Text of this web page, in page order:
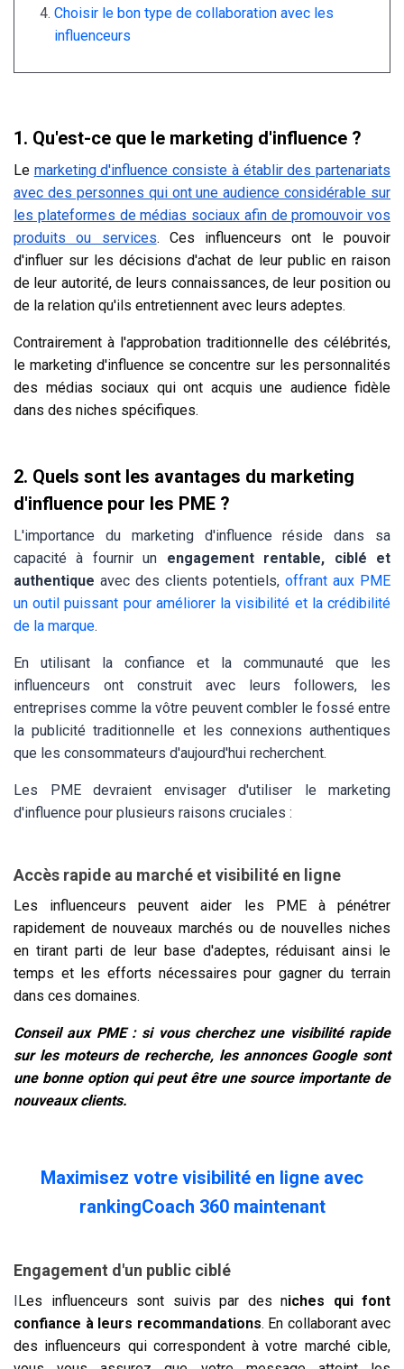
Choisir le bon type de collaboration avec les
influenceurs
1. Qu'est-ce que le marketing d'influence ?
Le marketing d'influence consiste à établir des partenariats
avec des personnes qui ont une audience considérable sur
les plateformes de médias sociaux afin de promouvoir vos
produits ou services. Ces influenceurs ont le pouvoir
d'influer sur les décisions d'achat de leur public en raison
de leur autorité, de leurs connaissances, de leur position ou
de la relation qu'ils entretiennent avec leurs adeptes.
Contrairement à l'approbation traditionnelle des célébrités,
le marketing d'influence se concentre sur les personnalités
des médias sociaux qui ont acquis une audience fidèle
dans des niches spécifiques.
2. Quels sont les avantages du marketing
d'influence pour les PME ?
L'importance du marketing d'influence réside dans sa
capacité à fournir un engagement rentable, ciblé et
authentique avec des clients potentiels, offrant aux PME
un outil puissant pour améliorer la visibilité et la crédibilité
de la marque.
En utilisant la confiance et la communauté que les
influenceurs ont construit avec leurs followers, les
entreprises comme la vôtre peuvent combler le fossé entre
la publicité traditionnelle et les connexions authentiques
que les consommateurs d'aujourd'hui recherchent.
Les PME devraient envisager d'utiliser le marketing
d'influence pour plusieurs raisons cruciales :
Accès rapide au marché et visibilité en ligne
Les influenceurs peuvent aider les PME à pénétrer
rapidement de nouveaux marchés ou de nouvelles niches
en tirant parti de leur base d'adeptes, réduisant ainsi le
temps et les efforts nécessaires pour gagner du terrain
dans ces domaines.
Conseil aux PME : si vous cherchez une visibilité rapide
sur les moteurs de recherche, les annonces Google sont
une bonne option qui peut être une source importante de
nouveaux clients.
Maximisez votre visibilité en ligne avec
rankingCoach 360 maintenant
Engagement d'un public ciblé
ILes influenceurs sont suivis par des niches qui font
confiance à leurs recommandations. En collaborant avec
des influenceurs qui correspondent à votre marché cible,